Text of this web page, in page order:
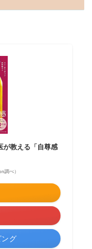
が教える「自尊感
調べ）
ング